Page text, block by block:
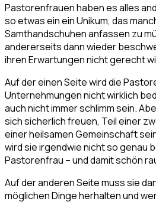
Pastorenfrauen haben es alles
so etwas ein ein Unikum, das
Samthandschuhen anfassen zu
andererseits dann wieder
ihren Erwartungen nicht gerecht
Auf der einen Seite wird die
Unternehmungen nicht wirklich
auch nicht immer schlimm sein.
sich sicherlich freuen, Teil einer
einer heilsamen Gemeinschaft
wird sie irgendwie nicht so genau
Pastorenfrau – und damit schön
Auf der anderen Seite muss sie
möglichen Dinge herhalten und